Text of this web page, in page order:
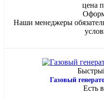
цена
Наши менеджеры
Газовый
Есть